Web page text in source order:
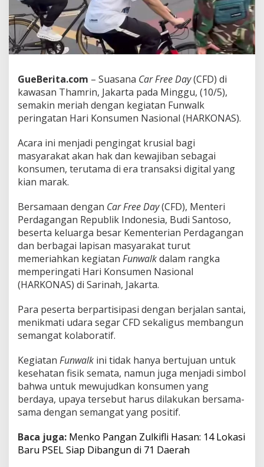
n
d
a
g
B
i
S
a
t
s
o
H
r
i
F
n
w
a
l
A
R
K
N
S
C
F
D
GueBerita.com – Suasana Car Free Day(CFD) di
kawasan Thamrin, Jakarta pada Minggu, (10/5),
semakin meriah dengan kegiatan Funwalk
peringatan Hari Konsumen Nasional (HARKONAS).
Acara ini menjadi pengingat krusial bagi
masyarakat akan hak dan kewajiban sebagai
konsumen, terutama di era transaksi digital yang
kian marak.
Bersamaan dengan Car Free Day(CFD), Menteri
Perdagangan Republik Indonesia, Budi Santoso,
beserta keluarga besar Kementerian Perdagangan
dan berbagai lapisan masyarakat turut
memeriahkan kegiatan Funwalkdalam rangka
memperingati Hari Konsumen Nasional
(HARKONAS) di Sarinah, Jakarta.
Para peserta berpartisipasi dengan berjalan santai,
menikmati udara segar CFD sekaligus membangun
semangat kolaboratif.
Kegiatan Funwalk ini tidak hanya bertujuan untuk
kesehatan fisik semata, namun juga menjadi simbol
bahwa untuk mewujudkan konsumen yang
berdaya, upaya tersebut harus dilakukan bersama-
sama dengan semangat yang positif.
Baca juga: Menko Pangan Zulkifli Hasan: 14 Lokasi
Baru PSEL Siap Dibangun di 71 Daerah